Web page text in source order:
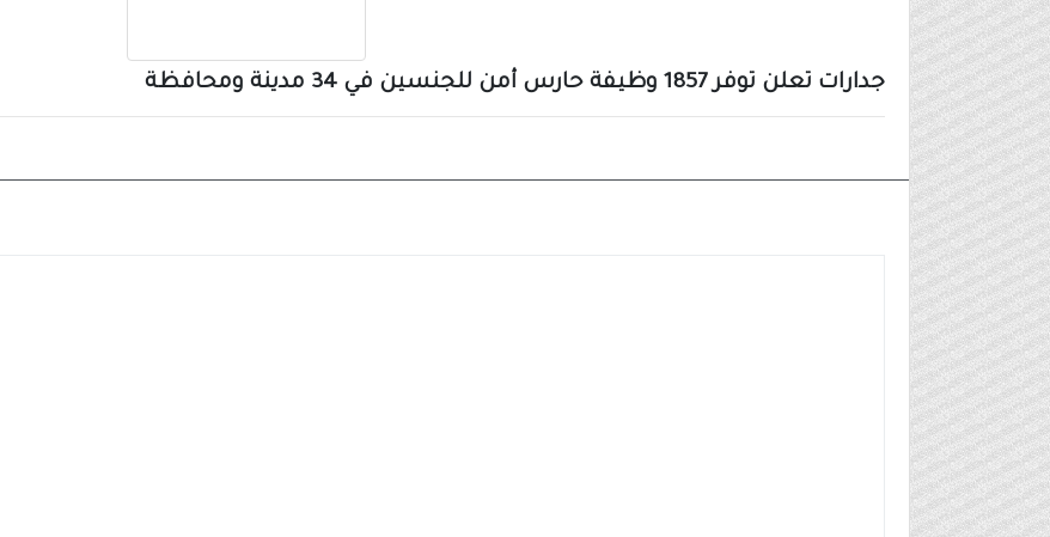
جدارات تعلن توفر 1857 وظيفة حارس أمن للجنسين في 34 مدينة ومحافظة